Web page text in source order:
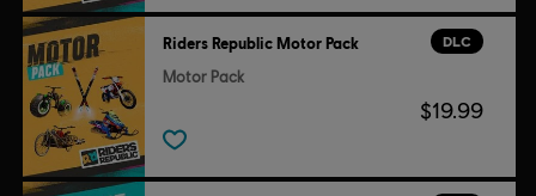
DLC
Riders Republic Motor Pack
Motor Pack
$19.99